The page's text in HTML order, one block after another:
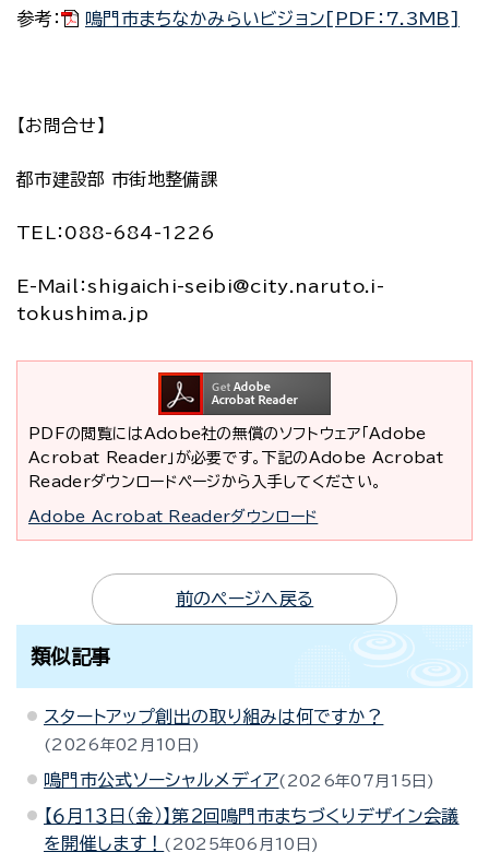
参考： 鳴門市まちなかみらいビジョン[PDF：7.3MB]
【お問合せ】
都市建設部 市街地整備課
TEL：088-684-1226
E-Mail：shigaichi-seibi@city.naruto.i-
tokushima.jp
PDFの閲覧にはAdobe社の無償のソフトウェア「Adobe
Acrobat Reader」が必要です。下記のAdobe Acrobat
Readerダウンロードページから入手してください。
Adobe Acrobat Readerダウンロード
前のページへ戻る
類似記事
スタートアップ創出の取り組みは何ですか？
2026年02月10日
鳴門市公式ソーシャルメディア 2026年07月15日
【６月１３日（金）】第２回鳴門市まちづくりデザイン会議
を開催します！
2025年06月10日